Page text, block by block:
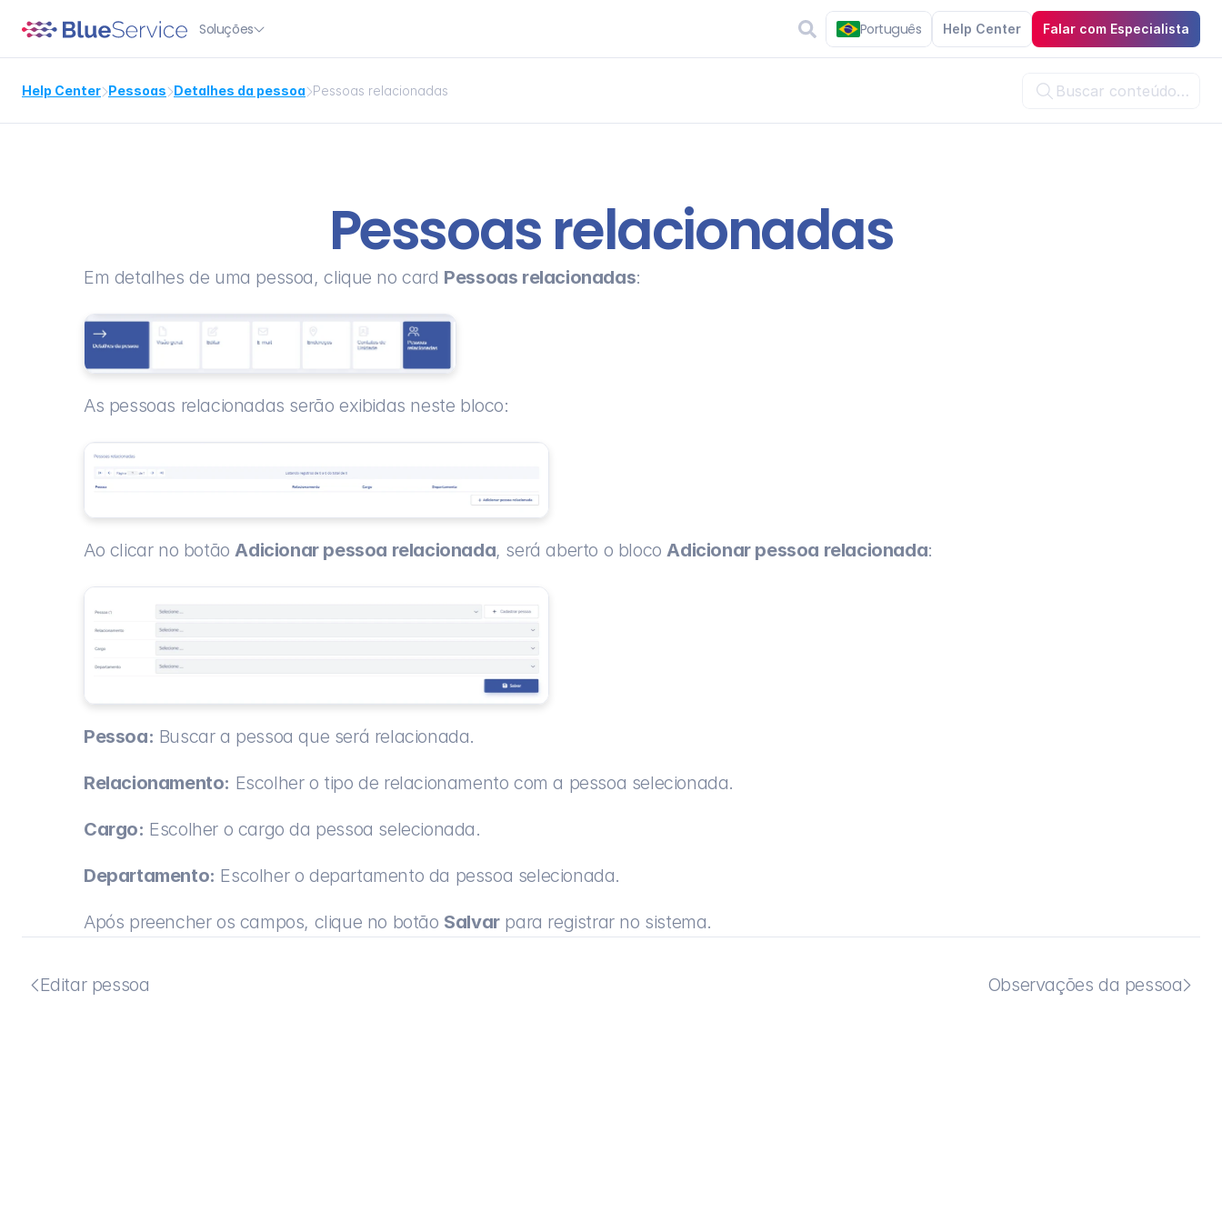
Soluções Português Help Center Falar com Especialista
Help CenterPessoasDetalhes da pessoaPessoas relacionadas  Buscar conteúdo…
Pessoas relacionadas
Em detalhes de uma pessoa, clique no card Pessoas relacionadas:
As pessoas relacionadas serão exibidas neste bloco:
Ao clicar no botão Adicionar pessoa relacionada, será aberto o bloco Adicionar pessoa relacionada:
Pessoa: Buscar a pessoa que será relacionada.
Relacionamento: Escolher o tipo de relacionamento com a pessoa selecionada.
Cargo: Escolher o cargo da pessoa selecionada.
Departamento: Escolher o departamento da pessoa selecionada.
Após preencher os campos, clique no botão Salvar para registrar no sistema.
Editar pessoa Observações da pessoa